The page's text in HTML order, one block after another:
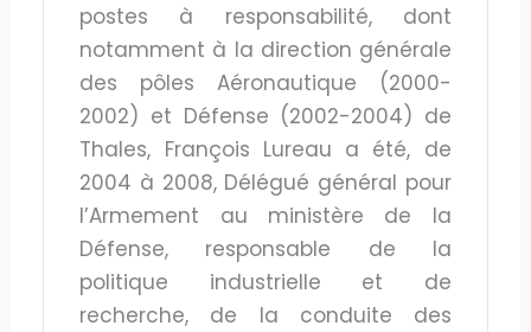
postes à responsabilité, dont
notamment à la direction générale
des pôles Aéronautique (2000-
2002) et Défense (2002-2004) de
Thales, François Lureau a été, de
2004 à 2008, Délégué général pour
l’Armement au ministère de la
Défense, responsable de la
politique industrielle et de
recherche, de la conduite des